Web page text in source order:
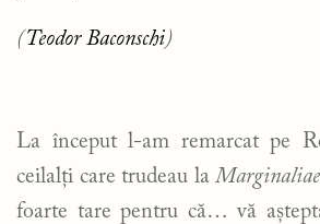
(Teodor Baconschi)
La început l-am remarcat pe
ceilalți care trudeau la
foarte tare pentru că… vă